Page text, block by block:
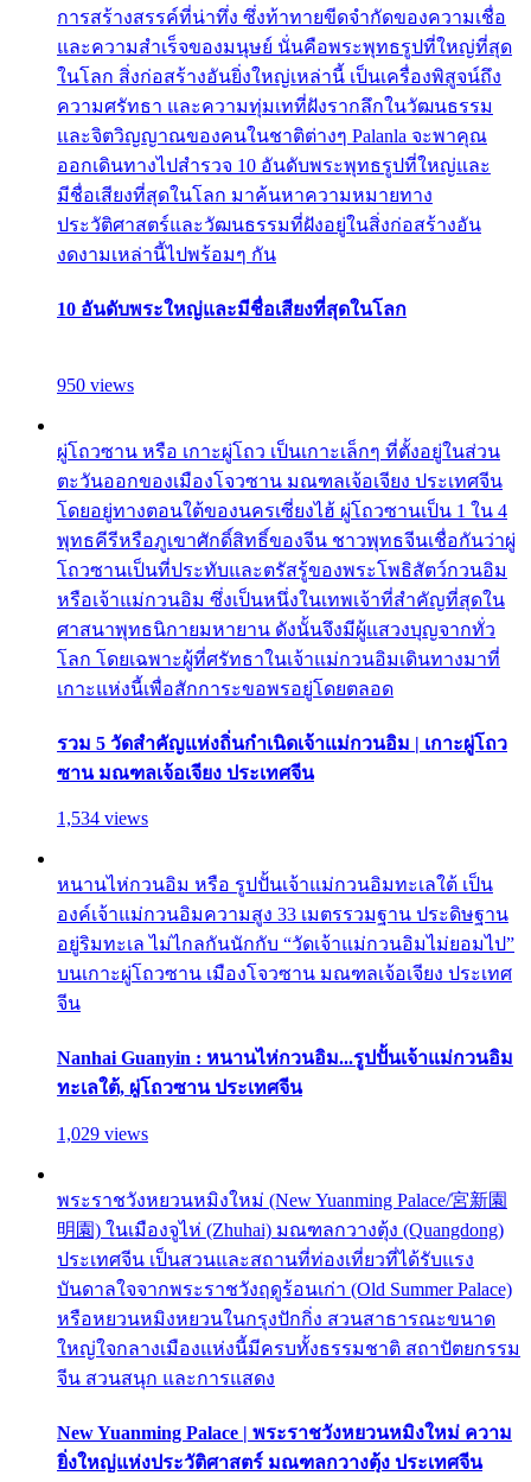
การสร้างสรรค์ที่น่าทึ่ง ซึ่งท้าทายขีดจำกัดของความเชื่อ
และความสำเร็จของมนุษย์ นั่นคือพระพุทธรูปที่ใหญ่ที่สุด
ในโลก สิ่งก่อสร้างอันยิ่งใหญ่เหล่านี้ เป็นเครื่องพิสูจน์ถึง
ความศรัทธา และความทุ่มเทที่ฝังรากลึกในวัฒนธรรม
และจิตวิญญาณของคนในชาติต่างๆ Palanla จะพาคุณ
ออกเดินทางไปสำรวจ 10 อันดับพระพุทธรูปที่ใหญ่และ
มีชื่อเสียงที่สุดในโลก มาค้นหาความหมายทาง
ประวัติศาสตร์และวัฒนธรรมที่ฝังอยู่ในสิ่งก่อสร้างอัน
งดงามเหล่านี้ไปพร้อมๆ กัน
10 อันดับพระใหญ่และมีชื่อเสียงที่สุดในโลก
950 views
ผู่โถวซาน หรือ เกาะผู่โถว เป็นเกาะเล็กๆ ที่ตั้งอยู่ในส่วน
ตะวันออกของเมืองโจวซาน มณฑลเจ้อเจียง ประเทศจีน
โดยอยู่ทางตอนใต้ของนครเซี่ยงไฮ้ ผู่โถวซานเป็น 1 ใน 4
พุทธคีรีหรือภูเขาศักดิ์สิทธิ์ของจีน ชาวพุทธจีนเชื่อกันว่าผู่
โถวซานเป็นที่ประทับและตรัสรู้ของพระโพธิสัตว์กวนอิม
หรือเจ้าแม่กวนอิม ซึ่งเป็นหนึ่งในเทพเจ้าที่สำคัญที่สุดใน
ศาสนาพุทธนิกายมหายาน ดังนั้นจึงมีผู้แสวงบุญจากทั่ว
โลก โดยเฉพาะผู้ที่ศรัทธาในเจ้าแม่กวนอิมเดินทางมาที่
เกาะแห่งนี้เพื่อสักการะขอพรอยู่โดยตลอด
รวม 5 วัดสำคัญแห่งถิ่นกำเนิดเจ้าแม่กวนอิม | เกาะผู่โถว
ซาน มณฑลเจ้อเจียง ประเทศจีน
1,534 views
หนานไห่กวนอิม หรือ รูปปั้นเจ้าแม่กวนอิมทะเลใต้ เป็น
องค์เจ้าแม่กวนอิมความสูง 33 เมตรรวมฐาน ประดิษฐาน
อยู่ริมทะเล ไม่ไกลกันนักกับ “วัดเจ้าแม่กวนอิมไม่ยอมไป”
บนเกาะผู่โถวซาน เมืองโจวซาน มณฑลเจ้อเจียง ประเทศ
จีน
Nanhai Guanyin : หนานไห่กวนอิม...รูปปั้นเจ้าแม่กวนอิม
ทะเลใต้, ผู่โถวซาน ประเทศจีน
1,029 views
พระราชวังหยวนหมิงใหม่ (New Yuanming Palace/宮新園
明園) ในเมืองจูไห่ (Zhuhai) มณฑลกวางตุ้ง (Quangdong)
ประเทศจีน เป็นสวนและสถานที่ท่องเที่ยวที่ได้รับแรง
บันดาลใจจากพระราชวังฤดูร้อนเก่า (Old Summer Palace)
หรือหยวนหมิงหยวนในกรุงปักกิ่ง สวนสาธารณะขนาด
ใหญ่ใจกลางเมืองแห่งนี้มีครบทั้งธรรมชาติ สถาปัตยกรรม
จีน สวนสนุก และการแสดง
New Yuanming Palace | พระราชวังหยวนหมิงใหม่ ความ
ยิ่งใหญ่แห่งประวัติศาสตร์ มณฑลกวางตุ้ง ประเทศจีน